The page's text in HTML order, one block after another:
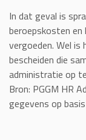
In dat geval is
beroepskosten
vergoeden. Wel is
bescheiden die
administratie op
Bron: PGGM HR
gegevens op